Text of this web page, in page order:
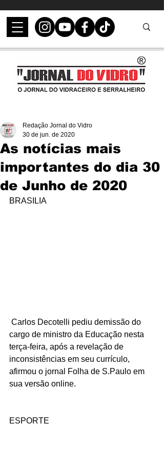
As notícias mais
importantes do dia 30
de Junho de 2020
Redação Jornal do Vidro
30 de jun. de 2020
BRASILIA
cargo de ministro da Educação nesta
terça-feira, após a revelação de
inconsistências em seu currículo,
afirmou o jornal Folha de S.Paulo em
sua versão online.
ESPORTE